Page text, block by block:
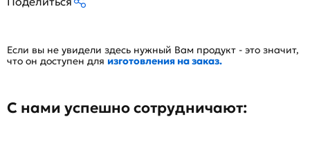
Если вы не увидели здесь нужный Вам продукт - это значит,
что он доступен для изготовления на заказ.
С нами успешно сотрудничают: